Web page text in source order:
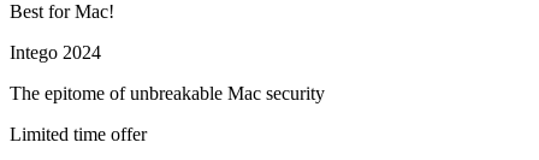
Best for Mac!
Intego 2024
The epitome of unbreakable Mac security
Limited time offer